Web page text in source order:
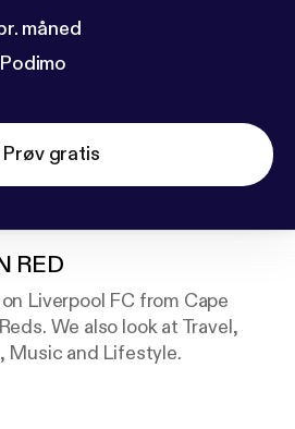
måned
Prøv gratis
RED
Liverpool FC from Cape
We also look at Travel,
Music and Lifestyle.